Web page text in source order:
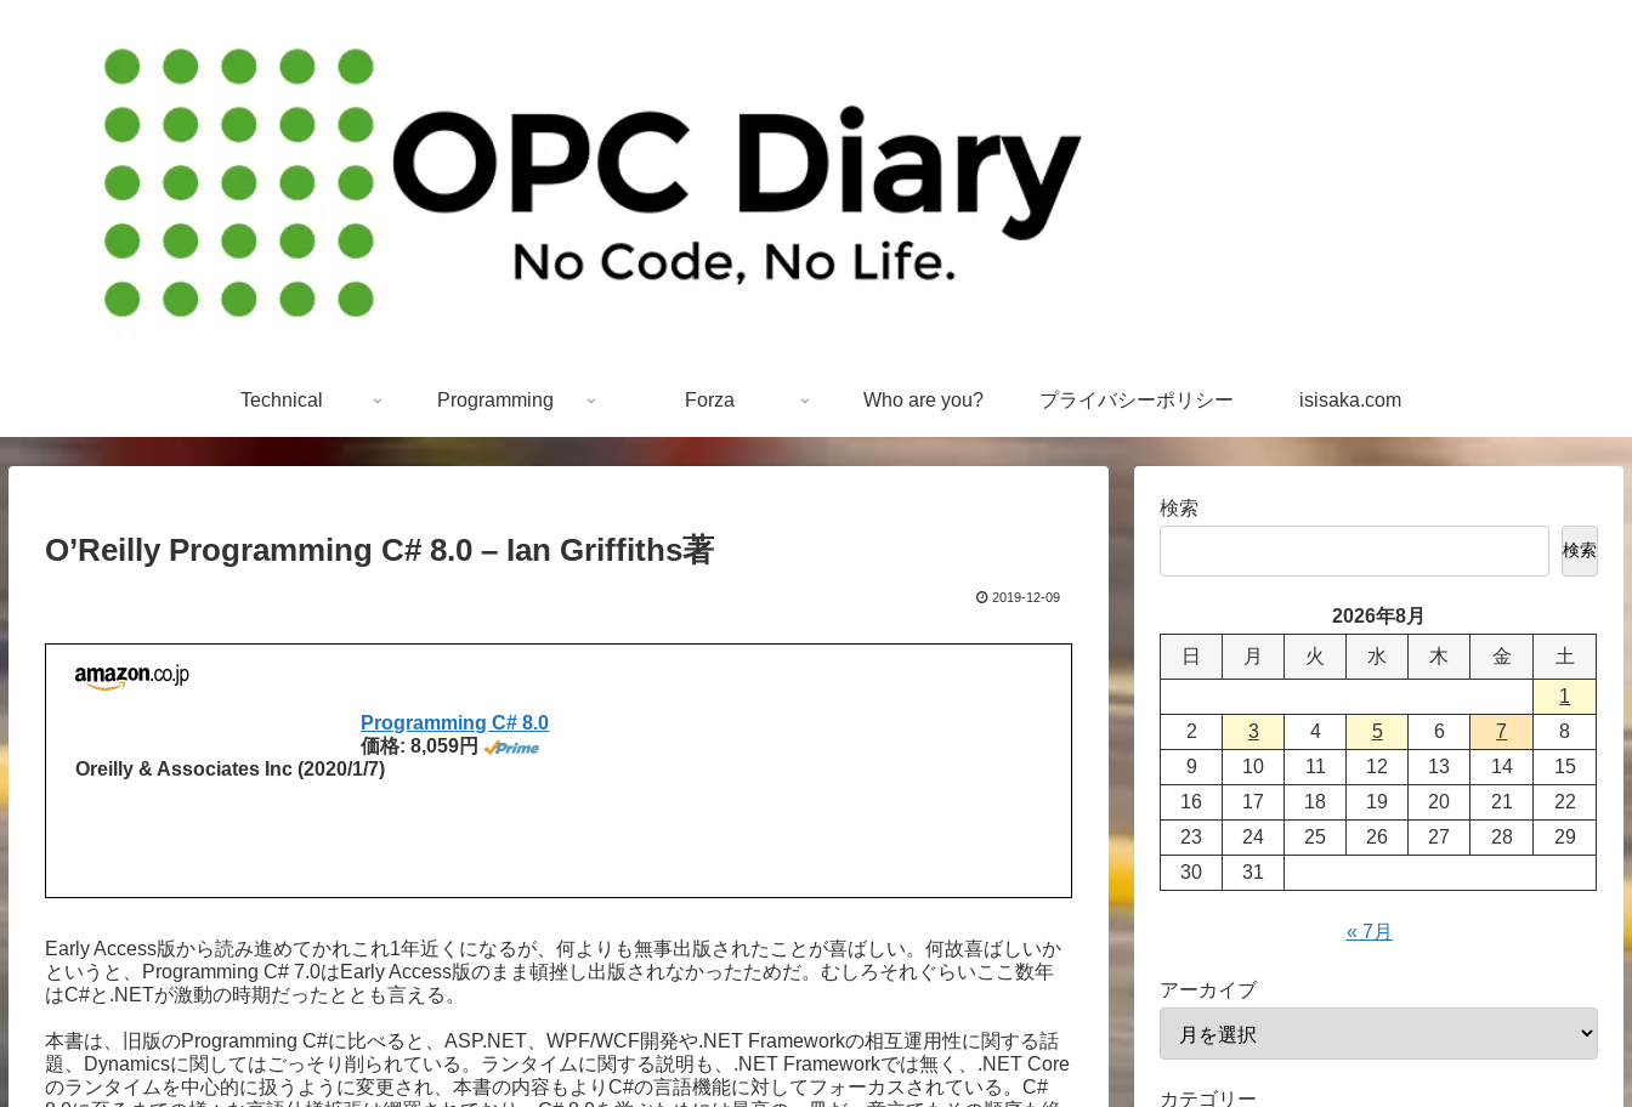
Technical Programming Forza Who are you? プライバシーポリシー isisaka.com
O’Reilly Programming C# 8.0 – Ian Griffiths著
2019-12-09
Programming C# 8.0
価格: 8,059円
Oreilly & Associates Inc (2020/1/7)
Early Access版から読み進めてかれこれ1年近くになるが、何よりも無事出版されたことが喜ばしい。何故喜ばしいか
というと、Programming C# 7.0はEarly Access版のまま頓挫し出版されなかったためだ。むしろそれぐらいここ数年
はC#と.NETが激動の時期だったととも言える。
本書は、旧版のProgramming C#に比べると、ASP.NET、WPF/WCF開発や.NET Frameworkの相互運用性に関する話
題、Dynamicsに関してはごっそり削られている。ランタイムに関する説明も、.NET Frameworkでは無く、.NET Core
のランタイムを中心的に扱うように変更され、本書の内容もよりC#の言語機能に対してフォーカスされている。C#
検索
検索
2026年8月
日
月 火 水 木 金
土
1
2
3 4 5 6 7
8
9
10 11 12 13 14
15
16
17 18 19 20 21
22
23
24 25 26 27 28
29
30
31
« 7月
アーカイブ
カテゴリー